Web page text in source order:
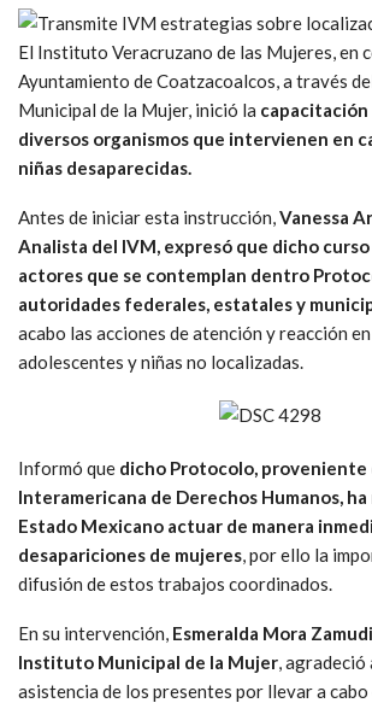
El Instituto Veracruzano de las Mujeres, en
Ayuntamiento de Coatzacoalcos, a través
Municipal de la Mujer, inició la capacitación
diversos organismos que intervienen en
niñas desaparecidas.
Antes de iniciar esta instrucción,Vanessa
Analista del IVM, expresó que dicho
actores que se contemplan dentro
autoridades federales, estatales y
acabo las acciones de atención y reacción
adolescentes y niñas no localizadas.
Informó que dicho Protocolo, proveniente
Interamericana de Derechos Humanos,
Estado Mexicano actuar de manera
desapariciones de mujeres, por ello la
difusión de estos trabajos coordinados.
En su intervención, Esmeralda Mora
Instituto Municipal de la Mujer, agradeció
asistencia de los presentes por llevar a